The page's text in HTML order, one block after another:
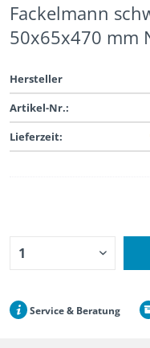
Fackelmann
50x65x470 mm
Hersteller
Artikel-Nr.:
Lieferzeit:
Service & Beratung